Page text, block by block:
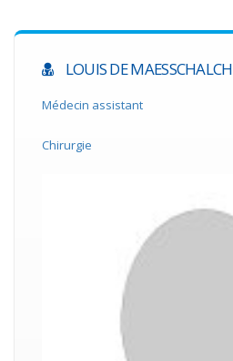
LOUIS DE MAESSCHALCH
Médecin assistant
Chirurgie